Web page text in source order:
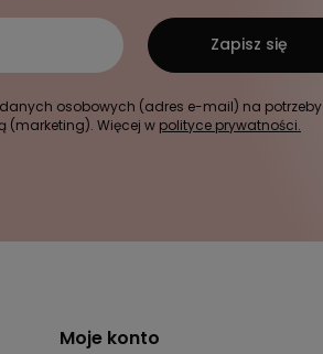
osobowych (adres e-mail) na potrzeby
(marketing). Więcej w polityce prywatności.
Zapisz się
Moje konto